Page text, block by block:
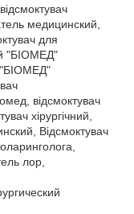
медицинский,
для
"БІОМЕД"
"БІОМЕД"
відсмоктувач
хірургічний,
Відсмоктувач
лор,